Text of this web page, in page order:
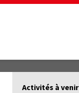
Activités à venir